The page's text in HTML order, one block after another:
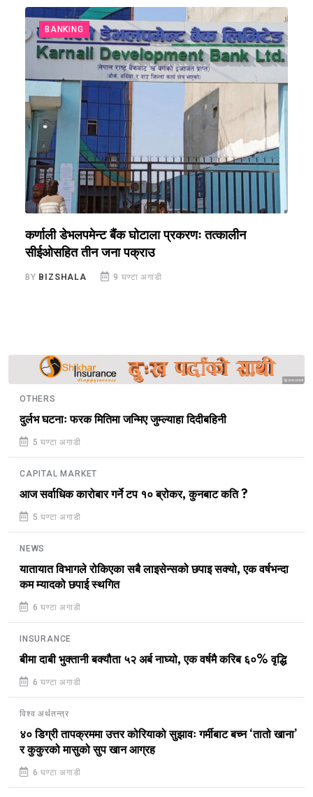
BANKING
कर्णाली डेभलपमेन्ट बैंक घोटाला प्रकरणः तत्कालीन
सीईओसहित तीन जना पक्राउ
BY BIZSHALA 9 घण्टा अगाडी
Sponsored
OTHERS
दुर्लभ घटनाः फरक मितिमा जन्मिए जुम्ल्याहा दिदीबहिनी
5 घण्टा अगाडी
CAPITAL MARKET
आज सर्वाधिक कारोबार गर्ने टप १० ब्रोकर, कुनबाट कति ?
5 घण्टा अगाडी
NEWS
यातायात विभागले रोकिएका सबै लाइसेन्सको छपाइ सक्यो, एक वर्षभन्दा
कम म्यादको छपाई स्थगित
6 घण्टा अगाडी
INSURANCE
बीमा दाबी भुक्तानी बक्यौता ५२ अर्ब नाघ्यो, एक वर्षमै करिब ६०% वृद्धि
6 घण्टा अगाडी
विश्व अर्थतन्त्र
४० डिग्री तापक्रममा उत्तर कोरियाको सुझावः गर्मीबाट बच्न ‘तातो खाना’
र कुकुरको मासुको सुप खान आग्रह
6 घण्टा अगाडी